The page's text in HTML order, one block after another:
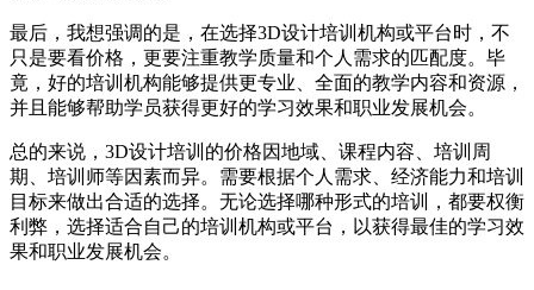
最后，我想强调的是，在选择3D设计培训机构或平台时，不
只是要看价格，更要注重教学质量和个人需求的匹配度。毕
竟，好的培训机构能够提供更专业、全面的教学内容和资源，
并且能够帮助学员获得更好的学习效果和职业发展机会。
总的来说，3D设计培训的价格因地域、课程内容、培训周
期、培训师等因素而异。需要根据个人需求、经济能力和培训
目标来做出合适的选择。无论选择哪种形式的培训，都要权衡
利弊，选择适合自己的培训机构或平台，以获得最佳的学习效
果和职业发展机会。